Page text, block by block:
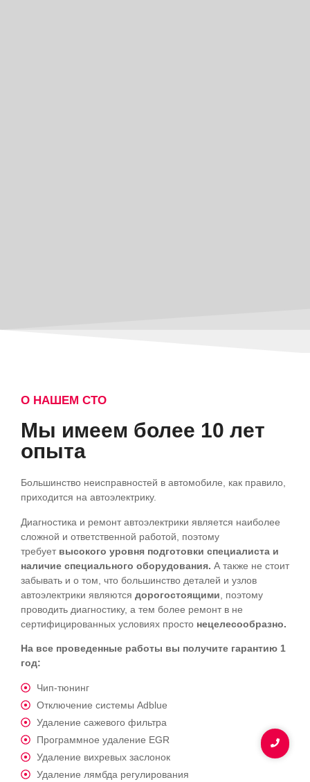
О НАШЕМ СТО
Мы имеем более 10 лет
опыта
Большинство неисправностей в автомобиле, как правило,
приходится на автоэлектрику.
Диагностика и ремонт автоэлектрики является наиболее
сложной и ответственной работой, поэтому
требует высокого уровня подготовки специалиста и
наличие специального оборудования. А также не стоит
забывать и о том, что большинство деталей и узлов
автоэлектрики являются дорогостоящими , поэтому
проводить диагностику, а тем более ремонт в не
сертифицированных условиях просто нецелесообразно.
На все проведенные работы вы получите гарантию 1
год:
Чип-тюнинг
Отключение системы Adblue
Удаление сажевого фильтра
Программное удаление EGR
Удаление вихревых заслонок
Удаление лямбда регулирования